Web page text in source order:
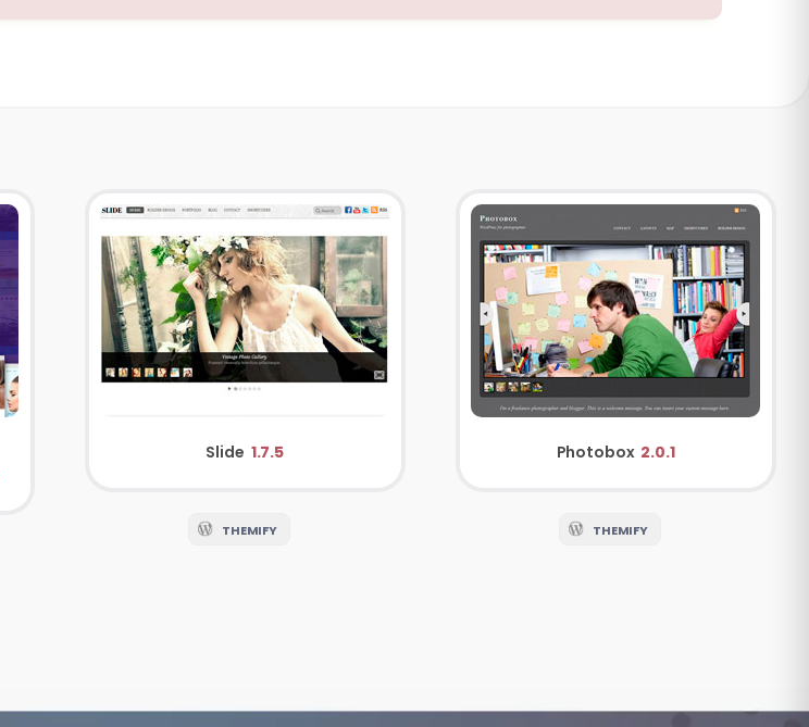
Slide 1.7.5
THEMIFY
Photobox 2.0.1
THEMIFY